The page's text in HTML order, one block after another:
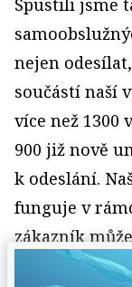
Spustili jsme
nejen
součástí naší
více než 1300
900 již nově
k odeslání.
funguje v
zákazník
výdejních